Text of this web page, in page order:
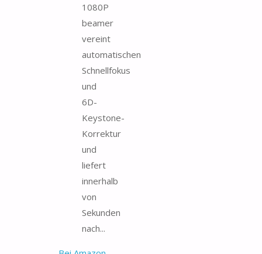
1080P
beamer
vereint
automatischen
Schnellfokus
und
6D-
Keystone-
Korrektur
und
liefert
innerhalb
von
Sekunden
nach...